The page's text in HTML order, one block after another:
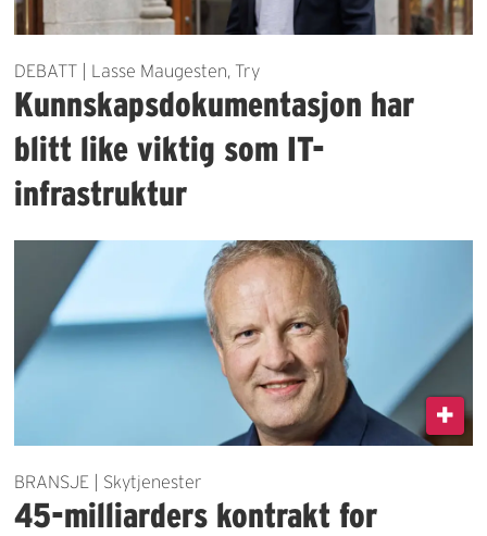
DEBATT | Lasse Maugesten, Try
Kunnskapsdokumentasjon har
blitt like viktig som IT-
infrastruktur
BRANSJE | Skytjenester
45-milliarders kontrakt for